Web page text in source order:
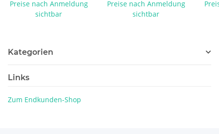
120L
Preise nach Anmeldung
sichtbar
Preise nach Anmeldung
sichtbar
Kategorien
Links
Zum Endkunden-Shop